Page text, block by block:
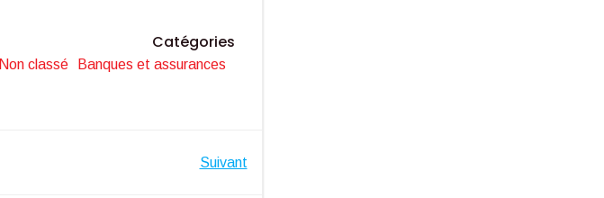
Catégories
Non classé Banques et assurances
Suivant